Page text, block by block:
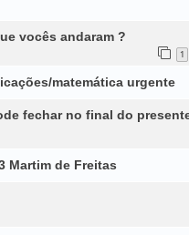
vocês andaram ?
1
matemática urgente
fechar no final do
Martim de Freitas